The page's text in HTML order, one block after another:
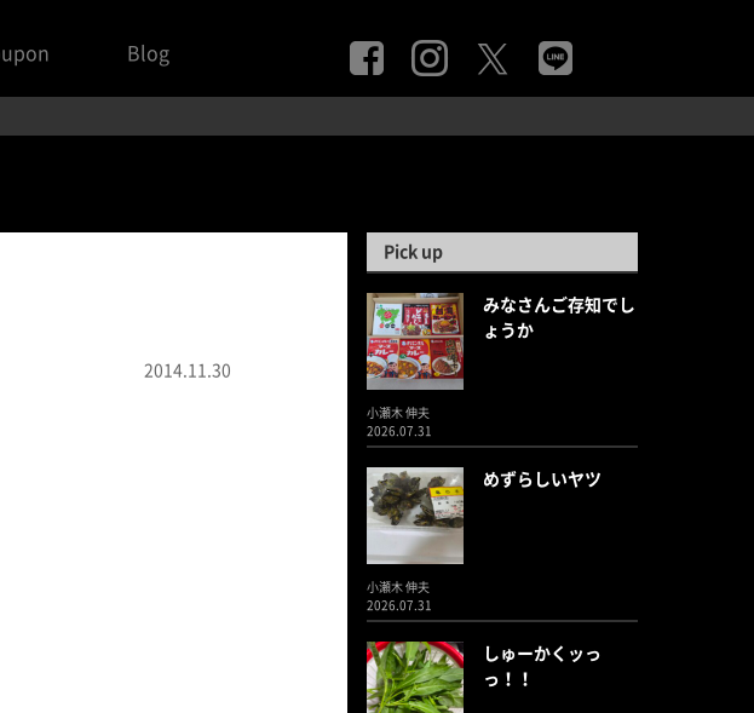
Blog
2014.11.30
Pick up
みなさんご存知でし
ょうか
小瀬木 伸夫
2026.07.31
めずらしいヤツ
小瀬木 伸夫
2026.07.31
しゅーかくッっ
っ！！